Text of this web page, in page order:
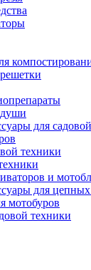
для
техники
и
для
мотобуров
техники